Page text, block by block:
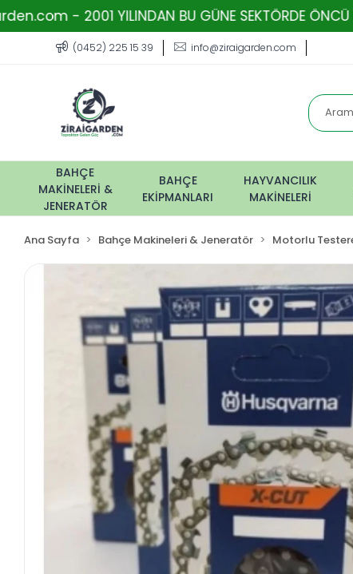
YILINDAN BU GÜNE SEKTÖRDE ÖNCÜ FİRMA -
(0452) 225 15 39 info@ziraigarden.com
BAHÇE
MAKİNELERİ &
JENERATÖR
BAHÇE
EKİPMANLARI
HAYVANCILIK
MAKİNELERİ
Ana Sayfa Bahçe Makineleri & Jeneratör Motorlu